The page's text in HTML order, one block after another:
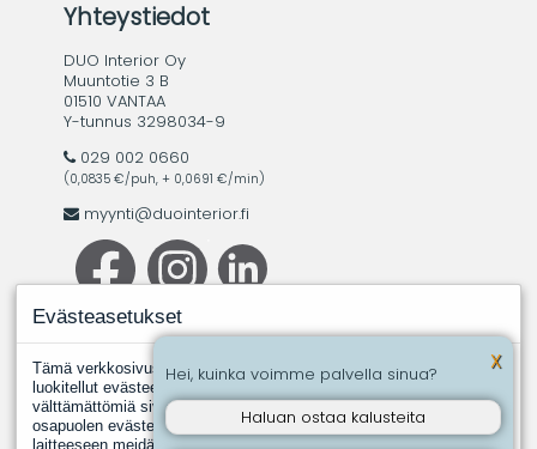
Yhteystiedot
DUO Interior Oy
Muuntotie 3 B
01510 VANTAA
Y-tunnus 3298034-9
029 002 0660
(0,0835 €/puh, + 0,0691 €/min)
myynti@duointerior.fi
X
Hei, kuinka voimme palvella sinua?
Haluan ostaa kalusteita
Evästeasetukset
Tämä verkkosivusto käyttää evästeitä. Evästeistä välttämättömiksi
luokitellut evästeet tallennetaan selaimeesi, koska ne ovat
välttämättömiä sivuston perustoimintoja varten. Muut, kolmannen
osapuolen evästeet ovat evästeitä, joita joku toinen taho asentaa
laitteeseen meidän puolestamme. Näin tapahtuu silloin, kun jokin